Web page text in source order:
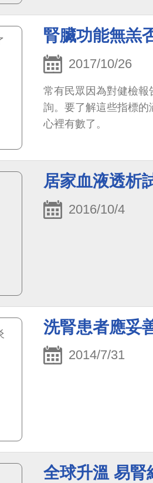
腎臟功能無羔
2017/10/26
常有民眾因為對健檢
詢。要了解這些指標
心裡有數了。
居家血液透析
2016/10/4
洗腎患者應妥
2014/7/31
全球升溫 易腎